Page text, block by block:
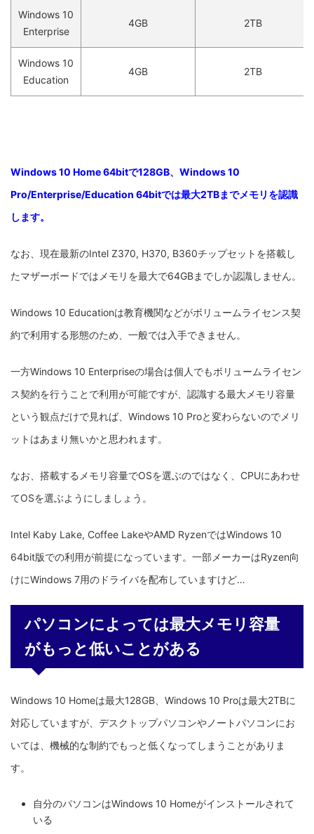
Windows 10
Enterprise
4GB 2TB
Windows 10
Education
4GB 2TB
Windows 10 Home 64bitで128GB、Windows 10
Pro/Enterprise/Education 64bitでは最大2TBまでメモリを認識
します。
なお、現在最新のIntel Z370, H370, B360チップセットを搭載し
たマザーボードではメモリを最大で64GBまでしか認識しません。
Windows 10 Educationは教育機関などがボリュームライセンス契
約で利用する形態のため、一般では入手できません。
一方Windows 10 Enterpriseの場合は個人でもボリュームライセン
ス契約を行うことで利用が可能ですが、認識する最大メモリ容量
という観点だけで見れば、Windows 10 Proと変わらないのでメリ
ットはあまり無いかと思われます。
なお、搭載するメモリ容量でOSを選ぶのではなく、CPUにあわせ
てOSを選ぶようにしましょう。
Intel Kaby Lake, Coffee LakeやAMD RyzenではWindows 10
64bit版での利用が前提になっています。一部メーカーはRyzen向
けにWindows 7用のドライバを配布していますけど…
パソコンによっては最大メモリ容量
がもっと低いことがある
Windows 10 Homeは最大128GB、Windows 10 Proは最大2TBに
対応していますが、デスクトップパソコンやノートパソコンにお
いては、機械的な制約でもっと低くなってしまうことがありま
す。
自分のパソコンはWindows 10 Homeがインストールされて
いる